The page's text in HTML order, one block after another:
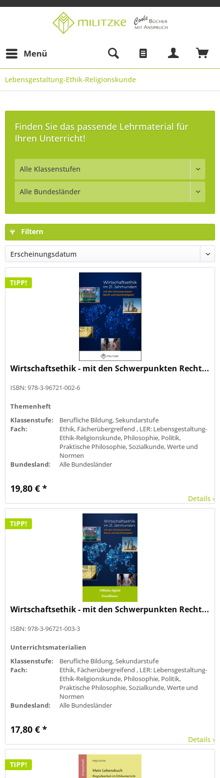
Menü
Lebensgestaltung-Ethik-Religionskunde
Finden Sie das passende Lehrmaterial für
Ihren Unterricht!
Filtern
TIPP!
Wirtschaftsethik - mit den Schwerpunkten Recht...
ISBN: 978-3-96721-002-6
Themenheft
Klassenstufe:
Berufliche Bildung, Sekundarstufe
Fach:
Ethik, Fächerübergreifend , LER: Lebensgestaltung-
Ethik-Religionskunde, Philosophie, Politik,
Praktische Philosophie, Sozialkunde, Werte und
Normen
Bundesland:
Alle Bundesländer
19,80 € *
Details ›
TIPP!
Wirtschaftsethik - mit den Schwerpunkten Recht...
ISBN: 978-3-96721-003-3
Unterrichtsmaterialien
Klassenstufe:
Berufliche Bildung, Sekundarstufe
Fach:
Ethik, Fächerübergreifend , LER: Lebensgestaltung-
Ethik-Religionskunde, Philosophie, Politik,
Praktische Philosophie, Sozialkunde, Werte und
Normen
Bundesland:
Alle Bundesländer
17,80 € *
Details ›
TIPP!